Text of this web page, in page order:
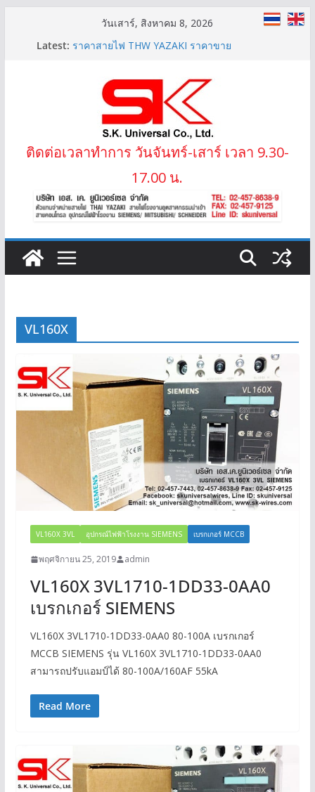
วันเสาร์, สิงหาคม 8, 2026
Latest:
สายไฟ THW(f) (VSF) สายคอนโทรลทองแดงฝอย
ราคาสายไฟ THW YAZAKI ราคาขาย
IEC02 THW(f) 25 MM2 (VSF)
สาย XLPE 3.6/6(7.2)KV 1×95 MM2
ติดต่อเวลาทำการ วันจันทร์-เสาร์ เวลา 9.30-
17.00 น.
VL160X
VL160X 3VL อุปกรณ์ไฟฟ้าโรงงาน SIEMENS เบรกเกอร์ MCCB
พฤศจิกายน 25, 2019 admin
VL160X 3VL1710-1DD33-0AA0
เบรกเกอร์ SIEMENS
VL160X 3VL1710-1DD33-0AA0 80-100A เบรกเกอร์
MCCB SIEMENS รุ่น VL160X 3VL1710-1DD33-0AA0
สามารถปรับแอมป์ได้ 80-100A/160AF 55kA
Read More